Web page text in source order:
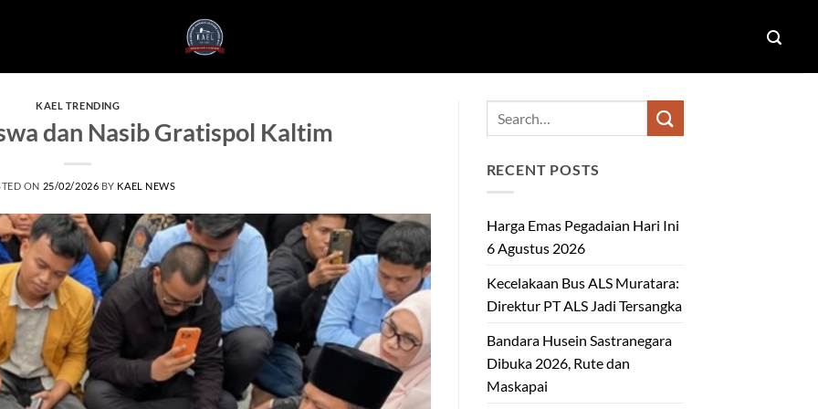
KAEL TRENDING
dan Nasib Gratispol Kaltim
ON 25/02/2026 BY KAEL NEWS
RECENT POSTS
Harga Emas Pegadaian Hari Ini
6 Agustus 2026
Kecelakaan Bus ALS Muratara:
Direktur PT ALS Jadi Tersangka
Bandara Husein Sastranegara
Dibuka 2026, Rute dan
Maskapai